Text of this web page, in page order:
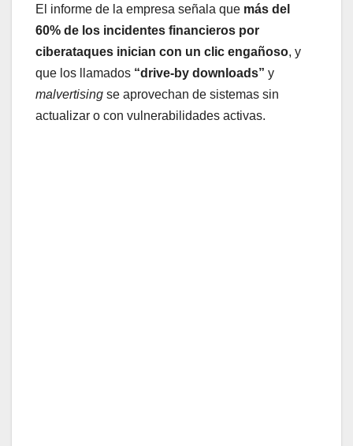
El informe de la empresa señala que más del
60% de los incidentes financieros por
ciberataques inician con un clic engañoso, y
que los llamados “drive-by downloads” y
malvertising se aprovechan de sistemas sin
actualizar o con vulnerabilidades activas.